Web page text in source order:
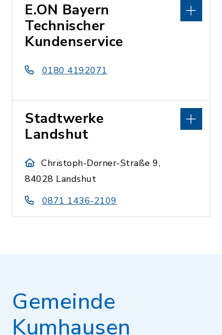
E.ON Bayern
Technischer
Kundenservice
0180 4192071
Stadtwerke
Landshut
Christoph-Dorner-Straße 9,
84028 Landshut
0871 1436-2109
Gemeinde
Kumhausen